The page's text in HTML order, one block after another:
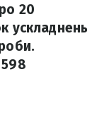
20
ускладнень